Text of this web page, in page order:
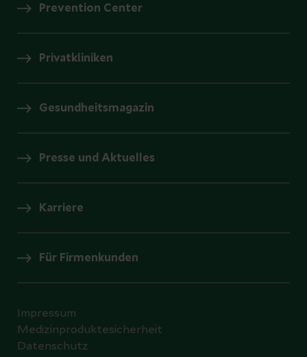
Prevention Center
Privatkliniken
Gesundheitsmagazin
Presse und Aktuelles
Karriere
Für Firmenkunden
Impressum
Medizinproduktesicherheit
Datenschutz